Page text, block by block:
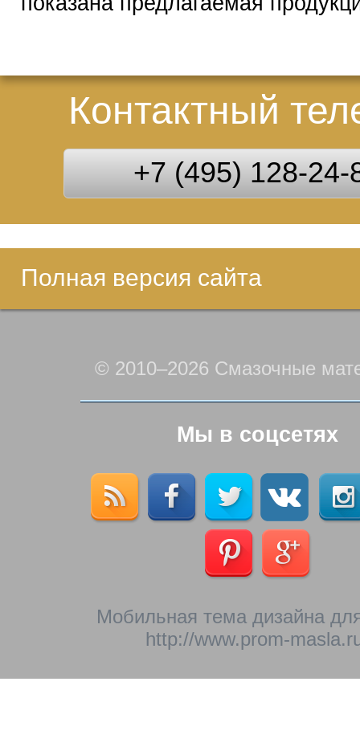
Контактный
+7 (495) 128-24-
Полная версия сайта
© 2010–2026 Смазочные
Мы в соцсетях
Мобильная тема дизайна
http://www.prom-